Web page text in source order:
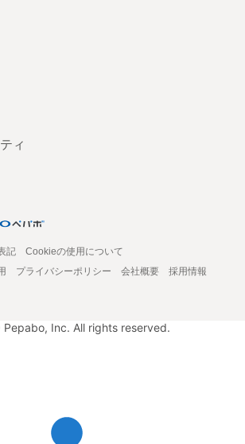
ィ
記
Cookieの使用について
プライバシーポリシー 会社概要
採用情報
Pepabo, Inc. All rights reserved.